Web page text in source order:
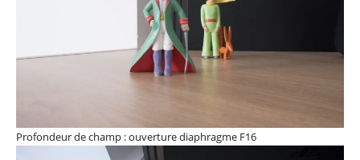
Profondeur de champ : ouverture diaphragme F16